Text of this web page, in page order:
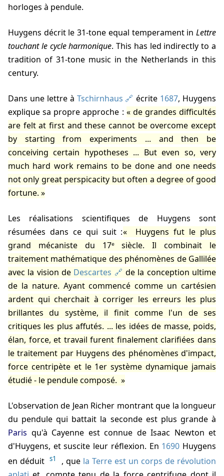
horloges à pendule.
Huygens décrit le 31-tone equal temperament in Lettre
touchant le cycle harmonique. This has led indirectly to a
tradition of 31-tone music in the Netherlands in this
century.
Dans une lettre à Tschirnhaus écrite 1687, Huygens
explique sa propre approche :
de grandes difficultés
are felt at first and these cannot be overcome except
by starting from experiments ... and then be
conceiving certain hypotheses ... But even so, very
much hard work remains to be done and one needs
not only great perspicacity but often a degree of good
fortune.
Les réalisations scientifiques de Huygens sont
résumées dans ce qui suit :
Huygens fut le plus
grand mécaniste du 17ᵉ siècle. Il combinait le
traitement mathématique des phénomènes de Gallilée
avec la vision de Descartes
de la conception ultime
de la nature. Ayant commencé comme un cartésien
ardent qui cherchait à corriger les erreurs les plus
brillantes du système, il finit comme l'un de ses
critiques les plus affutés. ... les idées de masse, poids,
élan, force, et travail furent finalement clarifiées dans
le traitement par Huygens des phénomènes d'impact,
force centripète et le 1er système dynamique jamais
étudié - le pendule composé.
L'observation de Jean Richer montrant que la longueur
du pendule qui battait la seconde est plus grande à
Paris qu'à Cayenne est connue de Isaac Newton et
d'Huygens, et suscite leur réflexion. En 1690 Huygens
en déduit s1 , que la Terre est un corps de révolution